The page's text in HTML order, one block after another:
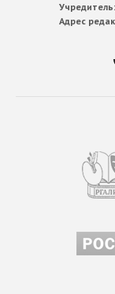
Учредитель:
Адрес